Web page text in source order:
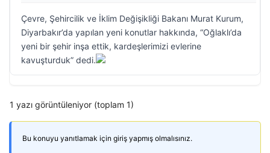
Çevre, Şehircilik ve İklim Değişikliği Bakanı Murat Kurum,
Diyarbakır’da yapılan yeni konutlar hakkında, “Oğlaklı’da
yeni bir şehir inşa ettik, kardeşlerimizi evlerine
kavuşturduk” dedi.
1 yazı görüntüleniyor (toplam 1)
Bu konuyu yanıtlamak için giriş yapmış olmalısınız.